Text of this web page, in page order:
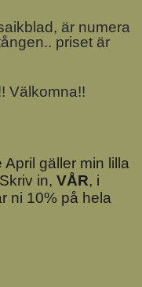
är numera
priset är
Välkomna!!
gäller min lilla
in, VÅR, i
ni 10% på hela